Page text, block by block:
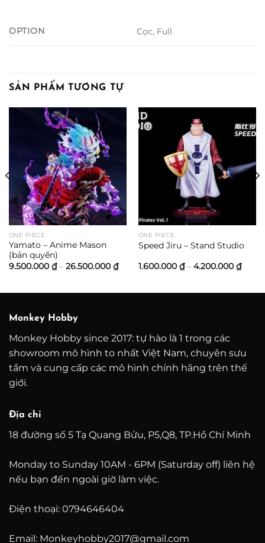
OPTION Cọc, Full
SẢN PHẨM TƯƠNG TỰ
ONE PIECE
Yamato – Anime Mason
(bản quyền)
9.500.000 ₫ – 26.500.000 ₫Khoảng
giá:
ONE PIECE
Speed Jiru – Stand Studio
1.600.000 ₫ – 4.200.000 ₫
giá:
₫
₫
Monkey Hobby
Monkey Hobby since 2017: tự hào là 1 trong các
showroom mô hình to nhất Việt Nam, chuyên sưu
tầm và cung cấp các mô hình chính hãng trên thế
giới.
Địa chỉ
18 đường số 5 Tạ Quang Bửu, P5,Q8, TP.Hồ Chí Minh
Monday to Sunday 10AM - 6PM (Saturday off) liên hệ
nếu bạn đến ngoài giờ làm việc.
Điện thoại: 0794646404
Email: Monkeyhobby2017@gmail.com